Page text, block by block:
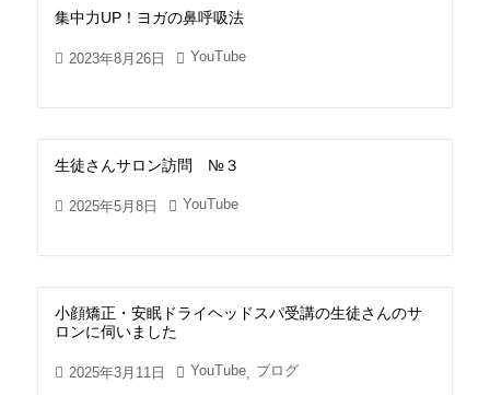
集中力UP！ヨガの鼻呼吸法
2023年8月26日 YouTube
生徒さんサロン訪問 №３
2025年5月8日 YouTube
小顔矯正・安眠ドライヘッドスパ受講の生徒さんのサ
ロンに伺いました
2025年3月11日 YouTube, ブログ